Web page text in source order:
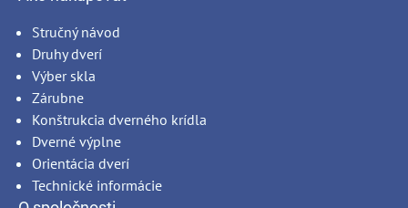
Stručný návod
Druhy dverí
Výber skla
Zárubne
Konštrukcia dverného krídla
Dverné výplne
Orientácia dverí
Technické informácie